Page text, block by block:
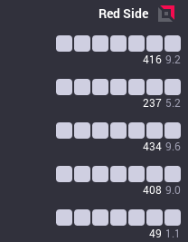
RedSide
416 9.2
237 5.2
434 9.6
408 9.0
49 1.1